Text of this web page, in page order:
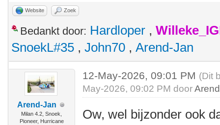
Website Zoek
Bedankt door: Hardloper ,
SnoekL#35 , John70 , Arend-Jan
Arend-Jan
Milan 4.2, Snoek,
Pioneer, Hurricane
12-May-2026, 09:01 PM (Dit
May-2026, 09:02 PM door
Ow, wel bijzonder ook